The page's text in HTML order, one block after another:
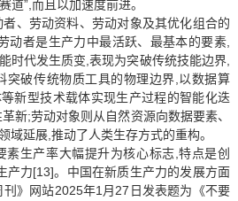
道”,而且以加速度前进。
、劳动资料、劳动对象及其优化组合的
动者是生产力中最活跃、最基本的要素,
时代发生质变,表现为突破传统技能边界,
突破传统物质工具的物理边界,以数据算
新型技术载体实现生产过程的智能化迭
新;劳动对象则从自然资源向数据要素、
域延展,推动了人类生存方式的重构。
素生产率大幅提升为核心标志,特点是创
产力[13]。中国在新质生产力的发展方面
》网站2025年1月27日发表题为《不要